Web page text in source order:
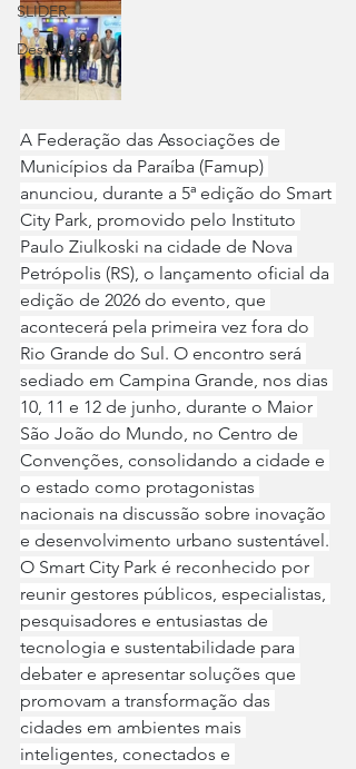
SLIDER
Destaque
A Federação das Associações de
Municípios da Paraíba (Famup)
anunciou, durante a 5ª edição do Smart
City Park, promovido pelo Instituto
Paulo Ziulkoski na cidade de Nova
Petrópolis (RS), o lançamento oficial da
edição de 2026 do evento, que
acontecerá pela primeira vez fora do
Rio Grande do Sul. O encontro será
sediado em Campina Grande, nos dias
10, 11 e 12 de junho, durante o Maior
São João do Mundo, no Centro de
Convenções, consolidando a cidade e
o estado como protagonistas
nacionais na discussão sobre inovação
e desenvolvimento urbano sustentável.
O Smart City Park é reconhecido por
reunir gestores públicos, especialistas,
pesquisadores e entusiastas de
tecnologia e sustentabilidade para
debater e apresentar soluções que
promovam a transformação das
cidades em ambientes mais
inteligentes, conectados e